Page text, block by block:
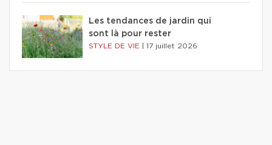
Les tendances de jardin qui
sont là pour rester
STYLE DE VIE 17 juillet 2026